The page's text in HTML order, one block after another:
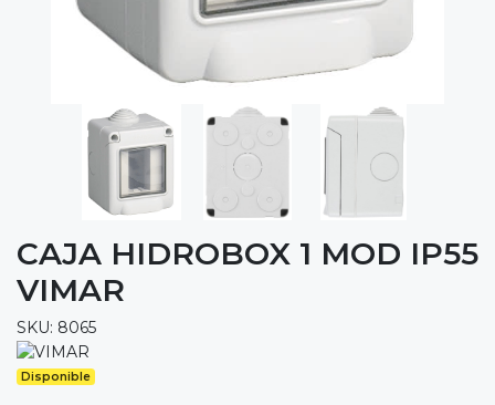
CAJA HIDROBOX 1 MOD IP55
VIMAR
SKU: 8065
Disponible